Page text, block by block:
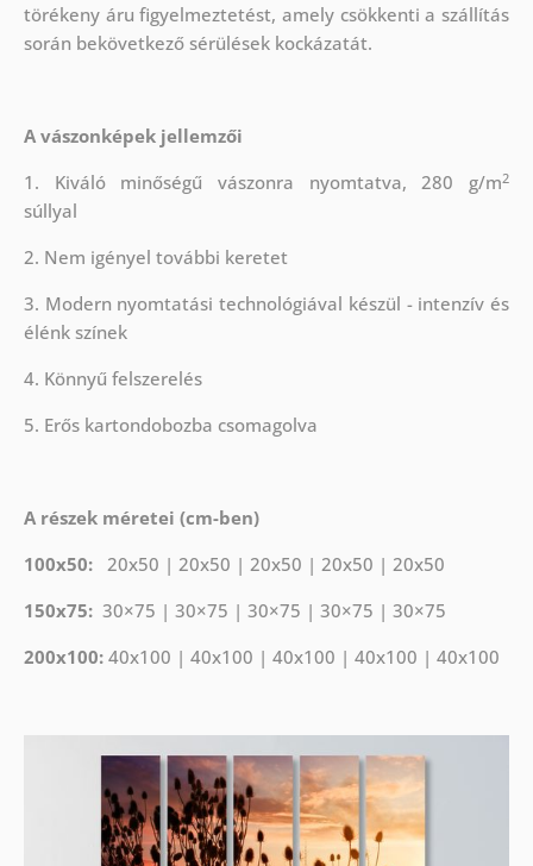
törékeny áru figyelmeztetést, amely csökkenti a szállítás
során bekövetkező sérülések kockázatát.
A vászonképek jellemzői
1. Kiváló minőségű vászonra nyomtatva, 280 g/m2
súllyal
2. Nem igényel további keretet
3. Modern nyomtatási technológiával készül - intenzív és
élénk színek
4. Könnyű felszerelés
5. Erős kartondobozba csomagolva
A részek méretei (cm-ben)
100x50: 20x50 | 20x50 | 20x50 | 20x50 | 20x50
150x75: 30×75 | 30×75 | 30×75 | 30×75 | 30×75
200x100: 40x100 | 40x100 | 40x100 | 40x100 | 40x100